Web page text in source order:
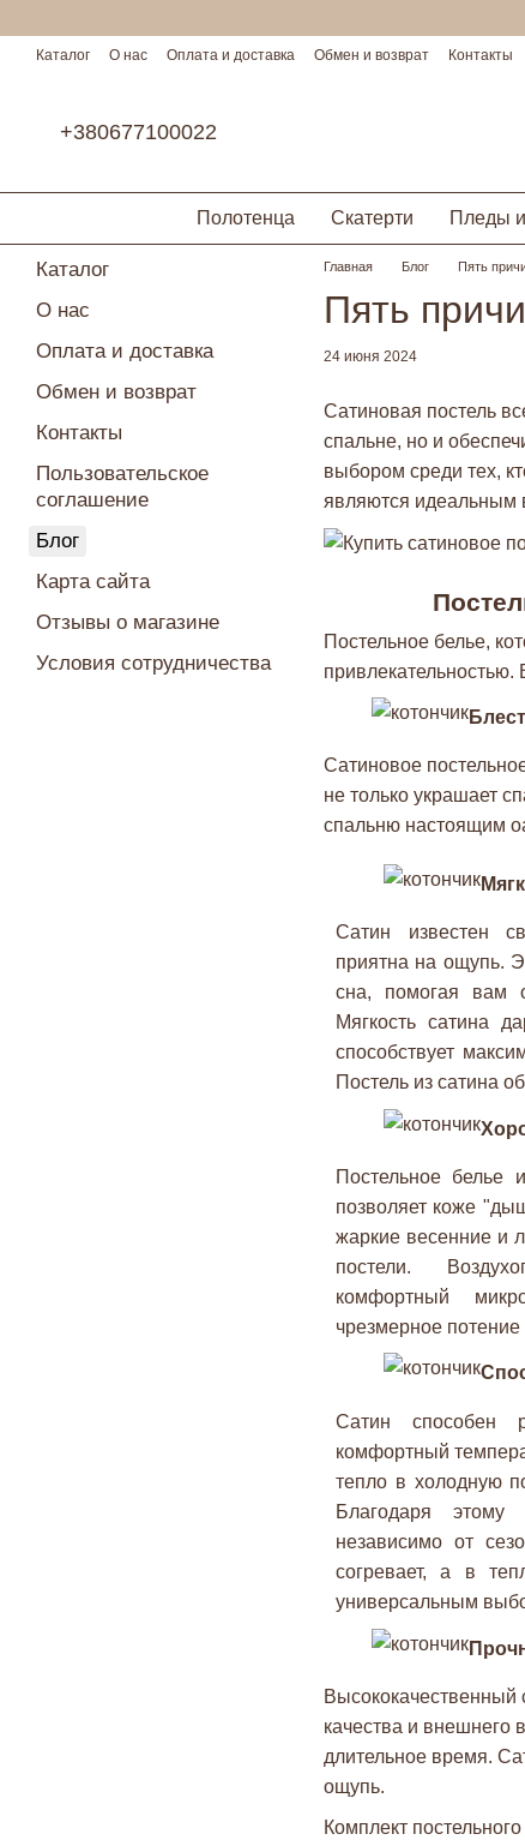
Каталог О нас Оплата и доставка Обмен и возврат Контакты
+380677100022
Полотенца Скатерти Пледы
Главная Блог Пять
Пять
24 июня 2024
Сатиновая постель
спальне, но и
выбором среди тех,
являются идеальным
Постельное белье,
привлекательностью.
Сатиновое
не только украшает
спальню настоящим
Сатин известен
приятна на ощупь.
сна, помогая вам
Мягкость сатина
способствует
Постель из сатина
Постельное белье
позволяет коже
жаркие весенние и
постели.
комфортный
чрезмерное потение
Сатин способен
комфортный
тепло в холодную
Благодаря
независимо от
согревает, а в
универсальным
Высококачественный
качества и внешнего
длительное время.
ощупь.
Комплект
Каталог
О нас
Оплата и доставка
Обмен и возврат
Контакты
Пользовательское
соглашение
Блог
Карта сайта
Отзывы о магазине
Условия сотрудничества